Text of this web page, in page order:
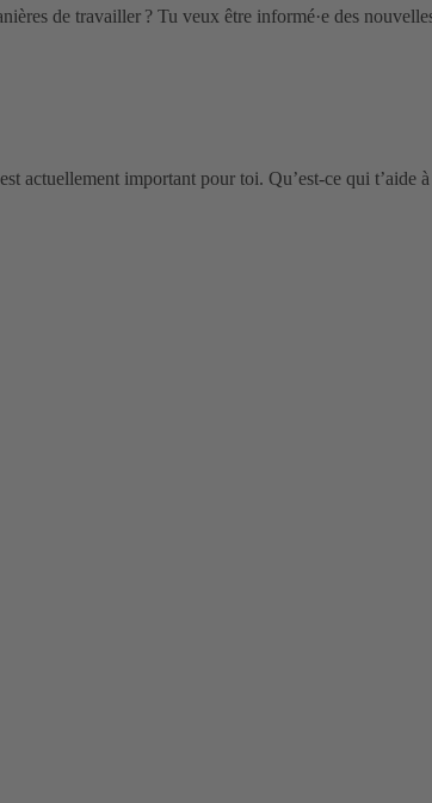
de travailler ? Tu veux être informé·e des
actuellement important pour toi. Qu’est-ce qui t’aide